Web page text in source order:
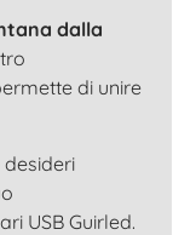
dalla
di unire
desideri
USB Guirled.